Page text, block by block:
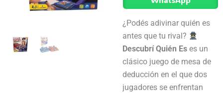
¿Podés adivinar quién es
antes que tu rival?
Descubrí Quién Eses un
clásico juego de mesa de
deducción en el que dos
jugadores se enfrentan